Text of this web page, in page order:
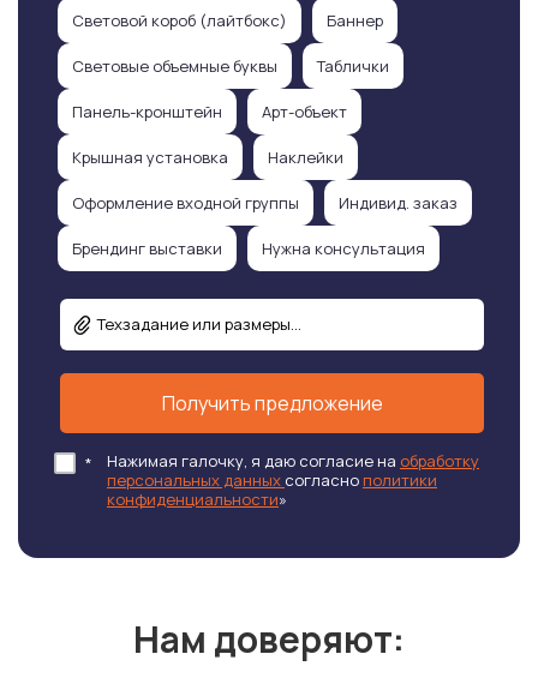
Световой короб (лайтбокс) Баннер
Световые объемные буквы Таблички
Панель-кронштейн Арт-объект
Крышная установка Наклейки
Оформление входной группы Индивид. заказ
Брендинг выставки Нужна консультация
Техзадание или размеры...
Получить предложение
* Нажимая галочку, я даю согласие на обработку
персональных данных согласно политики
конфиденциальности»
Нам доверяют: